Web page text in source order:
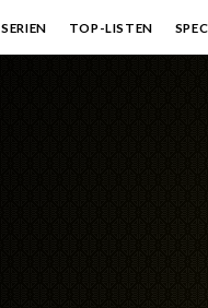
SERIEN TOP-LISTEN